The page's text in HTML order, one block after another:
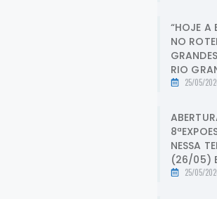
“HOJE A
NO
RIO
25/05/
NESSA
(26/05)
25/05/